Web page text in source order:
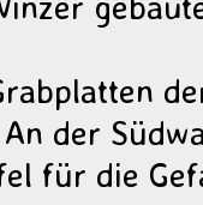
der
für die